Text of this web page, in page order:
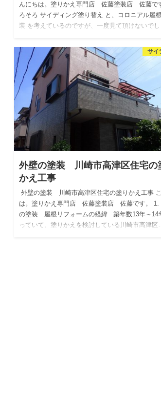
んにちは。塗りかえ専門店 佐藤塗装店 佐藤で
ろそろ サイディング塗り替え と、コロニアル屋
装 を考えているのですが、一度見て頂けないでし
サイ
外壁の塗装 川崎市高津区住宅の
かえ工事
外壁の塗装 川崎市高津区住宅の塗りかえ工事
は。塗りかえ専門店 佐藤塗装店 佐藤です。
の塗装 屋根リフォームの経緯 築年数13年～14
っていて、塗りかえを検討している川崎市高津区